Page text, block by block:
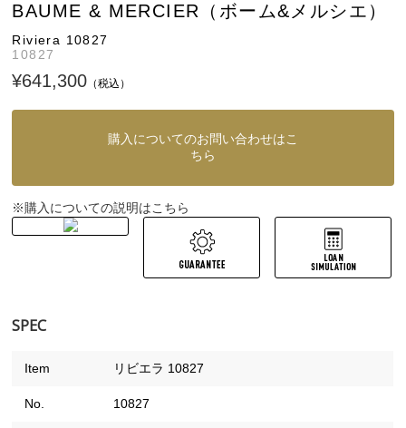
BAUME & MERCIER（ボーム&メルシエ）
Riviera 10827
10827
¥641,300 （税込）
購入についてのお問い合わせはこ
ちら
※購入についての説明はこちら
SPEC
Item リビエラ 10827
No. 10827